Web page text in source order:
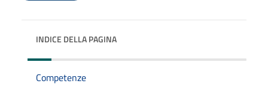
INDICE DELLA PAGINA
Competenze